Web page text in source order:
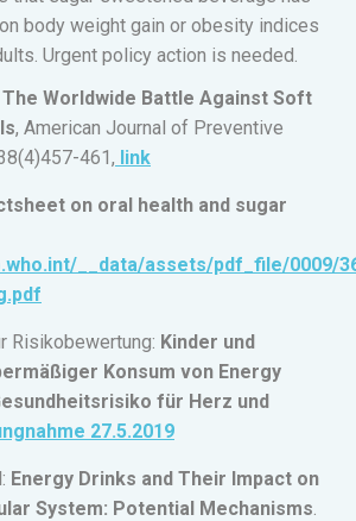
body weight gain or obesity indices
Urgent policy action is needed.
The Worldwide Battle Against Soft
, American Journal of Preventive
461, link
on oral health and sugar
__data/assets/pdf_file/0009/
Risikobewertung: Kinder und
Konsum von Energy
für Herz und
27.5.2019
Energy Drinks and Their Impact on
System: Potential Mechanisms